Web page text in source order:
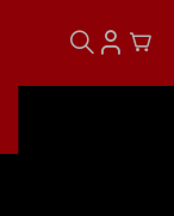
ZOEKEN